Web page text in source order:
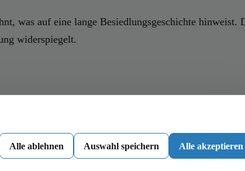
was auf eine lange Besiedlungsgeschichte hinweist.
widerspiegelt.
sind. Eine der bedeutendsten Attraktionen ist die
gestalteten Innenräumen zieht die Kirche
Das Schloss bietet nicht nur einen
Alle ablehnen Auswahl speichern Alle akzeptieren